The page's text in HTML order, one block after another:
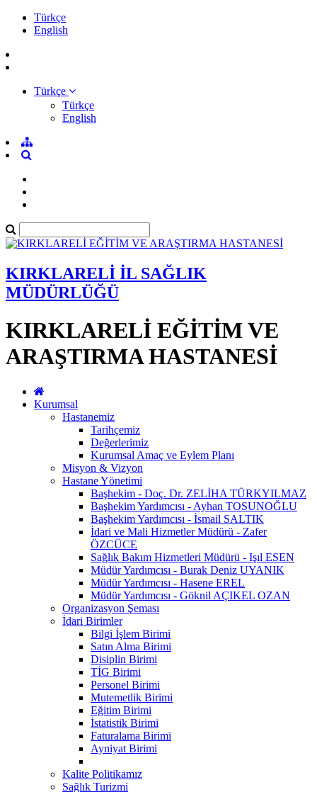
Türkçe
English
Türkçe
Türkçe
English
KIRKLARELİ İL SAĞLIK
MÜDÜRLÜĞÜ
KIRKLARELİ EĞİTİM VE
ARAŞTIRMA HASTANESİ
Kurumsal
Hastanemiz
Tarihçemiz
Değerlerimiz
Kurumsal Amaç ve Eylem Planı
Misyon & Vizyon
Hastane Yönetimi
Başhekim - Doç. Dr. ZELİHA TÜRKYILMAZ
Başhekim Yardımcısı - Ayhan TOSUNOĞLU
Başhekim Yardımcısı - İsmail SALTIK
İdari ve Mali Hizmetler Müdürü - Zafer
ÖZCÜCE
Sağlık Bakım Hizmetleri Müdürü - Işıl ESEN
Müdür Yardımcısı - Burak Deniz UYANIK
Müdür Yardımcısı - Hasene EREL
Müdür Yardımcısı - Göknil AÇIKEL OZAN
Organizasyon Şeması
İdari Birimler
Bilgi İşlem Birimi
Satın Alma Birimi
Disiplin Birimi
TİG Birimi
Personel Birimi
Mutemetlik Birimi
Eğitim Birimi
İstatistik Birimi
Faturalama Birimi
Ayniyat Birimi
Kalite Politikamız
Sağlık Turizmi